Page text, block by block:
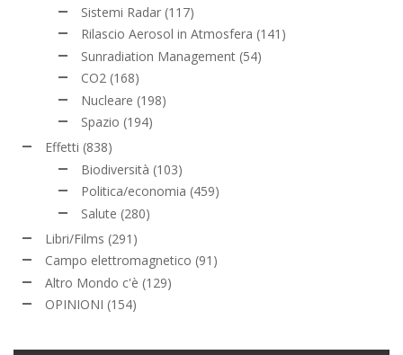
Sistemi Radar (117)
Rilascio Aerosol in Atmosfera (141)
Sunradiation Management (54)
CO2 (168)
Nucleare (198)
Spazio (194)
Effetti (838)
Biodiversità (103)
Politica/economia (459)
Salute (280)
Libri/Films (291)
Campo elettromagnetico (91)
Altro Mondo c'è (129)
OPINIONI (154)